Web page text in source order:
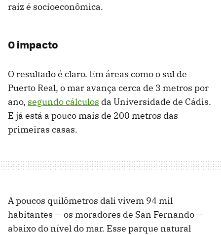
raiz é socioeconômica.
O impacto
O resultado é claro. Em áreas como o sul de
Puerto Real, o mar avança cerca de 3 metros por
ano, segundo cálculos da Universidade de Cádis.
E já está a pouco mais de 200 metros das
primeiras casas.
A poucos quilômetros dali vivem 94 mil
habitantes — os moradores de San Fernando —
abaixo do nível do mar. Esse parque natural